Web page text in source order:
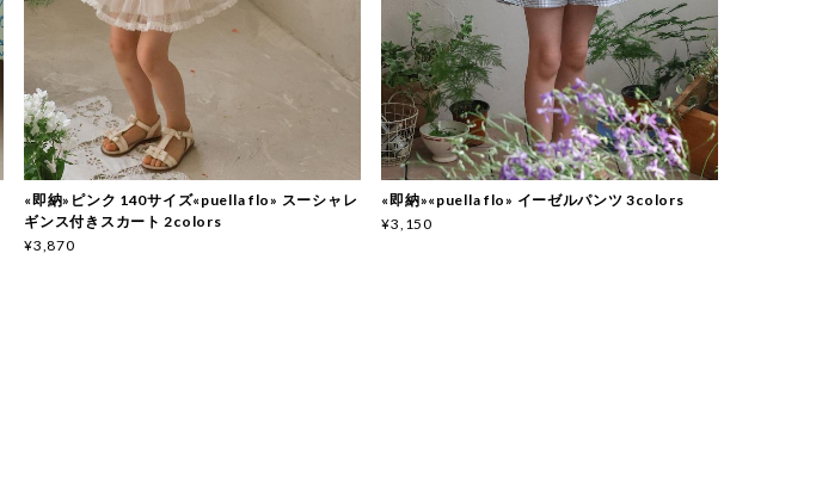
«即納»ピンク 140サイズ«puella flo» スーシャレ
ギンス付きスカート 2colors
¥3,870
«即納»«puella flo» イーゼルパンツ 3colors
¥3,150